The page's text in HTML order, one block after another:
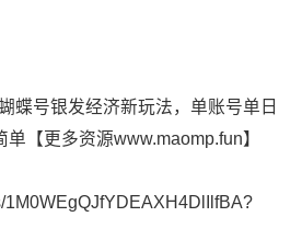
蝶号银发经济新玩法，单账号单日
【更多资源www.maomp.fun】
1M0WEgQJfYDEAXH4DlIlfBA?